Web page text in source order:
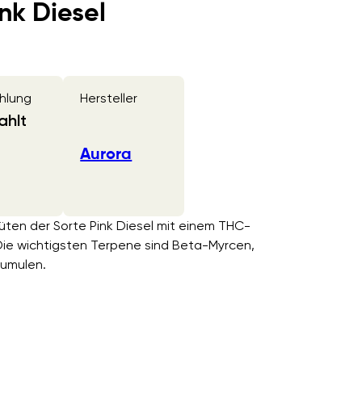
Diesel
Hersteller
Aurora
der Sorte Pink Diesel mit einem THC-
wichtigsten Terpene sind Beta-Myrcen,